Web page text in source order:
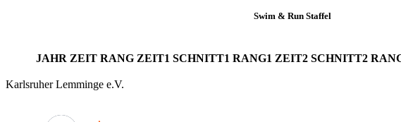
Swim & Run Staffel
JAHR ZEIT RANG ZEIT1 SCHNITT1 RANG1 ZEIT2 SCHNITT2
Karlsruher Lemminge e.V.